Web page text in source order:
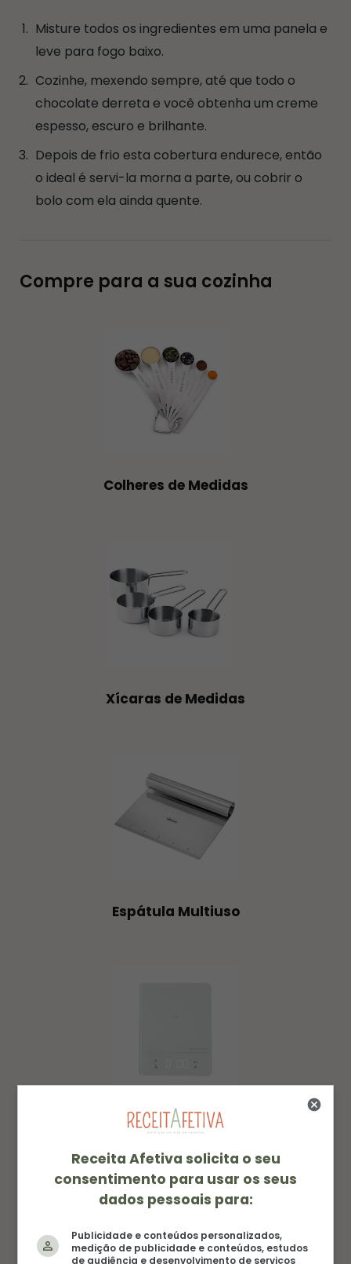
Misture todos os ingredientes em uma panela e
leve para fogo baixo.
Cozinhe, mexendo sempre, até que todo o
chocolate derreta e você obtenha um creme
espesso, escuro e brilhante.
Depois de frio esta cobertura endurece, então
o ideal é servi-la morna a parte, ou cobrir o
bolo com ela ainda quente.
Compre para a sua cozinha
Colheres de Medidas
Xícaras de Medidas
Espátula Multiuso
Balança Digital
Receita Afetiva solicita o seu
consentimento para usar os seus
dados pessoais para:
Publicidade e conteúdos personalizados,
medição de publicidade e conteúdos, estudos
de audiência e desenvolvimento de serviços